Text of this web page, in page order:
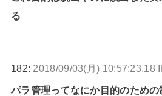
る
182: 2018/09/03(月) 10:57:23.18
パラ管理ってなにか目的のため